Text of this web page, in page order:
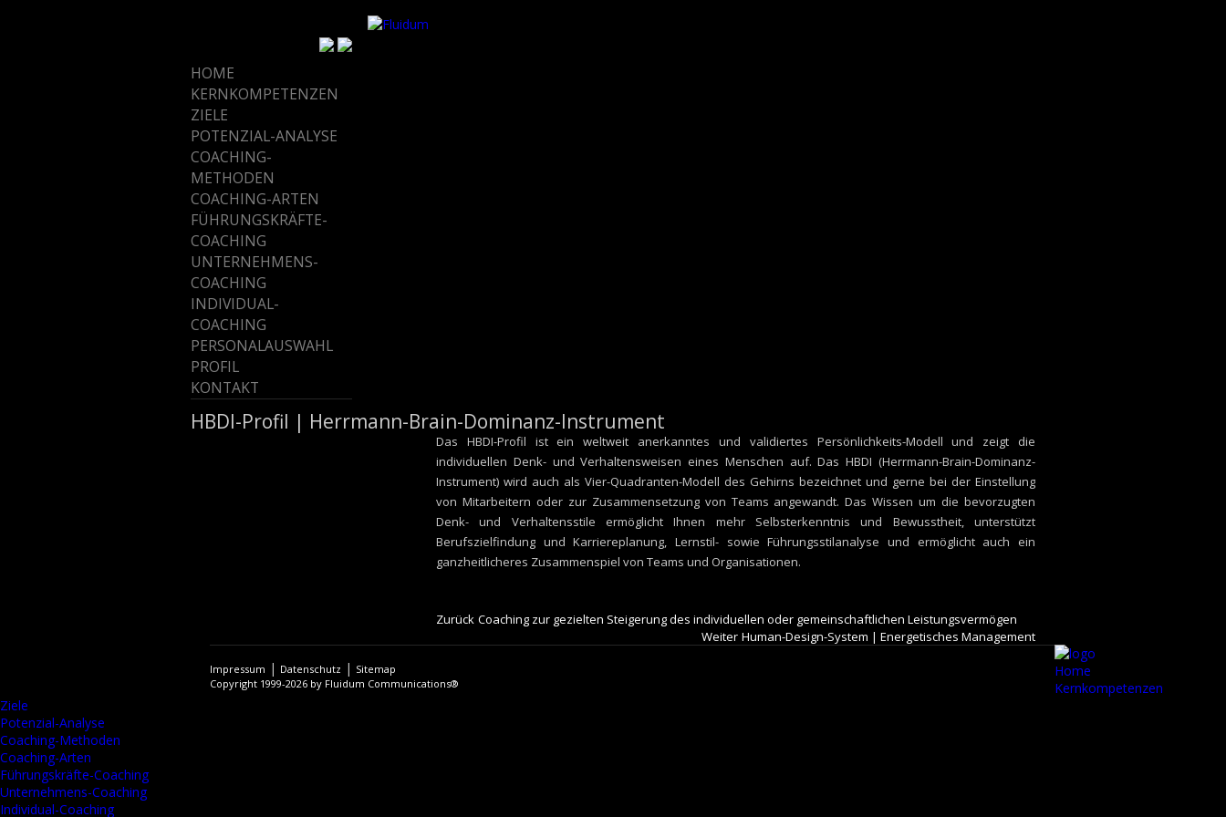
HOME
KERNKOMPETENZEN
ZIELE
POTENZIAL-ANALYSE
COACHING-
METHODEN
COACHING-ARTEN
FÜHRUNGSKRÄFTE-
COACHING
UNTERNEHMENS-
COACHING
INDIVIDUAL-
COACHING
PERSONALAUSWAHL
PROFIL
KONTAKT
HBDI-Profil | Herrmann-Brain-Dominanz-Instrument
Das HBDI-Profil ist ein weltweit anerkanntes und validiertes Persönlichkeits-Modell und zeigt die
individuellen Denk- und Verhaltensweisen eines Menschen auf. Das HBDI (Herrmann-Brain-Dominanz-
Instrument) wird auch als Vier-Quadranten-Modell des Gehirns bezeichnet und gerne bei der Einstellung
von Mitarbeitern oder zur Zusammensetzung von Teams angewandt. Das Wissen um die bevorzugten
Denk- und Verhaltensstile ermöglicht Ihnen mehr Selbsterkenntnis und Bewusstheit, unterstützt
Berufszielfindung und Karriereplanung, Lernstil- sowie Führungsstilanalyse und ermöglicht auch ein
ganzheitlicheres Zusammenspiel von Teams und Organisationen.
Zurück Vorheriger
Coaching zur gezielten Steigerung des individuellen oder gemeinschaftlichen Leistungsvermögen
Weiter Nächster
Beitrag:
Human-Design-System | Energetisches Management
Impressum | Datenschutz | Sitemap
Copyright 1999-2026 by Fluidum Communications®
Home
Kernkompetenzen
Ziele
Potenzial-Analyse
Coaching-Methoden
Coaching-Arten
Führungskräfte-Coaching
Unternehmens-Coaching
Individual-Coaching